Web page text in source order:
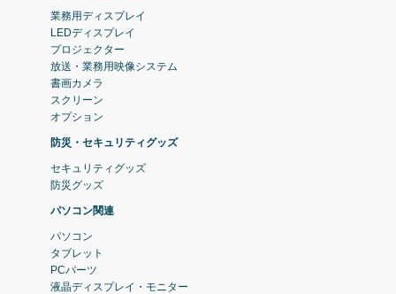
業務用ディスプレイ
LEDディスプレイ
プロジェクター
放送・業務用映像システム
書画カメラ
スクリーン
オプション
防災・セキュリティグッズ
セキュリティグッズ
防災グッズ
パソコン関連
パソコン
タブレット
PCパーツ
液晶ディスプレイ・モニター